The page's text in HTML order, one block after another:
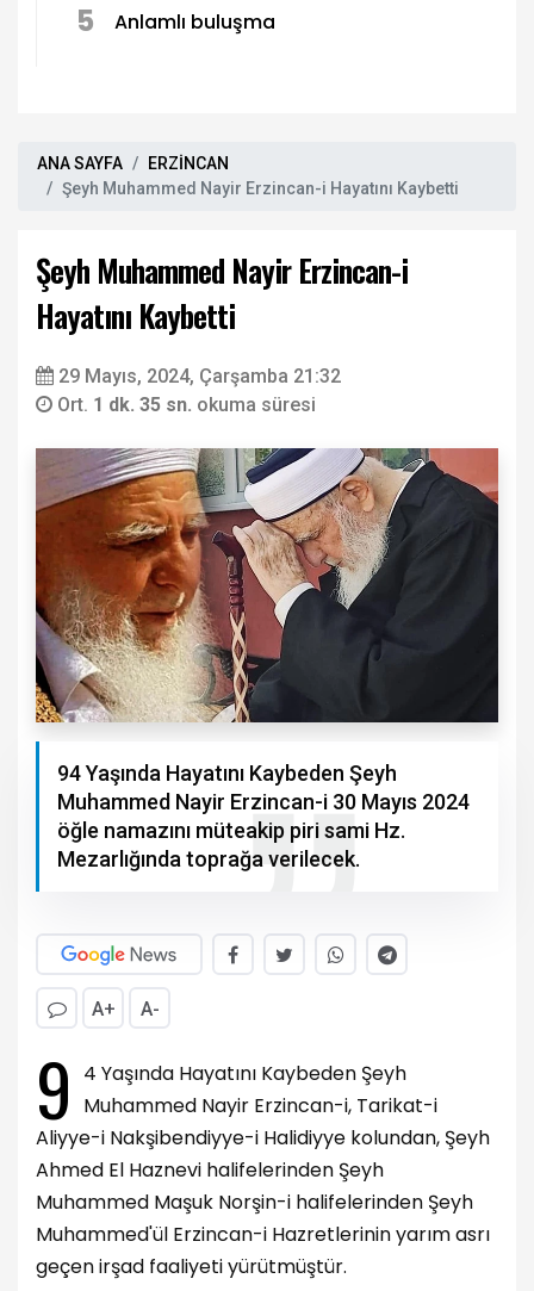
5 Anlamlı buluşma
ANA SAYFA
ERZİNCAN
Şeyh Muhammed Nayir Erzincan-i Hayatını Kaybetti
Şeyh Muhammed Nayir Erzincan-i
Hayatını Kaybetti
29 Mayıs, 2024, Çarşamba 21:32
Ort. 1 dk. 35 sn. okuma süresi
94 Yaşında Hayatını Kaybeden Şeyh
Muhammed Nayir Erzincan-i 30 Mayıs 2024
öğle namazını müteakip piri sami Hz.
Mezarlığında toprağa verilecek.
A+ A-
9
4 Yaşında Hayatını Kaybeden Şeyh
Muhammed Nayir Erzincan-i, Tarikat-i
Aliyye-i Nakşibendiyye-i Halidiyye kolundan, Şeyh
Ahmed El Haznevi halifelerinden Şeyh
Muhammed Maşuk Norşin-i halifelerinden Şeyh
Muhammed'ül Erzincan-i Hazretlerinin yarım asrı
geçen irşad faaliyeti yürütmüştür.